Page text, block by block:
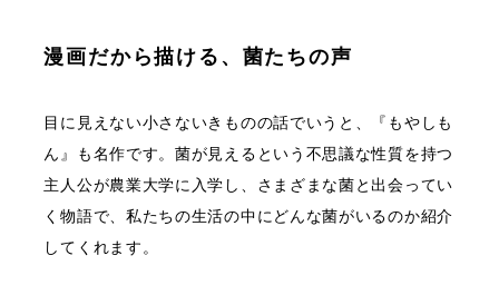
漫画だから描ける、菌たちの声
目に見えない小さないきものの話でいうと、『もやしも
ん』も名作です。菌が見えるという不思議な性質を持つ
主人公が農業大学に入学し、さまざまな菌と出会ってい
く物語で、私たちの生活の中にどんな菌がいるのか紹介
してくれます。